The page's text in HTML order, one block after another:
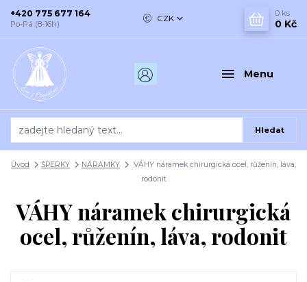
Menu
CZK
Hledat
+420 775 677 164
Po-Pá (8-16h)
0 ks
0 Kč
Úvod ŠPERKY NÁRAMKY
VÁHY náramek chirurgická ocel, růženín, láva,
rodonit
VÁHY náramek chirurgická
ocel, růženín, láva, rodonit